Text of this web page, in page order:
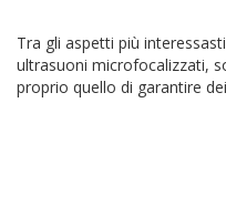
Tra gli aspetti più
ultrasuoni microfocalizzati,
proprio quello di garantire